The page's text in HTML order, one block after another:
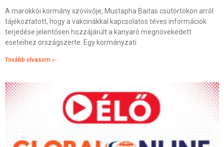
A marokkói kormány szóvivője, Mustapha Baitas csütörtökön arról
tájékoztatott, hogy a vakcinákkal kapcsolatos téves információk
terjedése jelentősen hozzájárult a kanyaró megnövekedett
eseteihez országszerte. Egy kormányzati
Tovább olvasom »